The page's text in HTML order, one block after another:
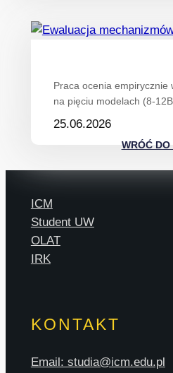
Praca ocenia empirycznie
na pięciu modelach (8-
25.06.2026
WRÓĆ
ICM
Student UW
OLAT
IRK
KONTAKT
Email: studia@icm.edu.pl